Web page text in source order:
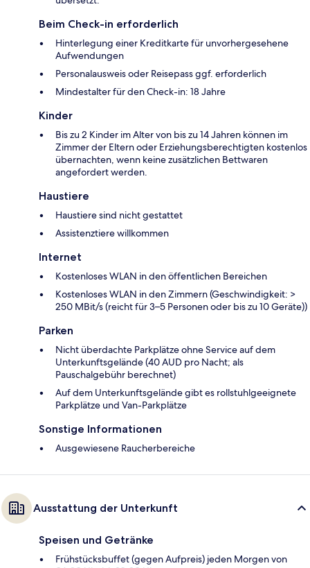
Beim Check-in erforderlich
Hinterlegung einer Kreditkarte für unvorhergesehene
Aufwendungen
Personalausweis oder Reisepass ggf. erforderlich
Mindestalter für den Check-in: 18 Jahre
Kinder
Bis zu 2 Kinder im Alter von bis zu 14 Jahren können im
Zimmer der Eltern oder Erziehungsberechtigten kostenlos
übernachten, wenn keine zusätzlichen Bettwaren
angefordert werden.
Haustiere
Haustiere sind nicht gestattet
Assistenztiere willkommen
Internet
Kostenloses WLAN in den öffentlichen Bereichen
Kostenloses WLAN in den Zimmern (Geschwindigkeit: >
250 MBit/s (reicht für 3–5 Personen oder bis zu 10 Geräte))
Parken
Nicht überdachte Parkplätze ohne Service auf dem
Unterkunftsgelände (40 AUD pro Nacht; als
Pauschalgebühr berechnet)
Auf dem Unterkunftsgelände gibt es rollstuhlgeeignete
Parkplätze und Van-Parkplätze
Sonstige Informationen
Ausgewiesene Raucherbereiche
Ausstattung der Unterkunft
Speisen und Getränke
Frühstücksbuffet (gegen Aufpreis) jeden Morgen von